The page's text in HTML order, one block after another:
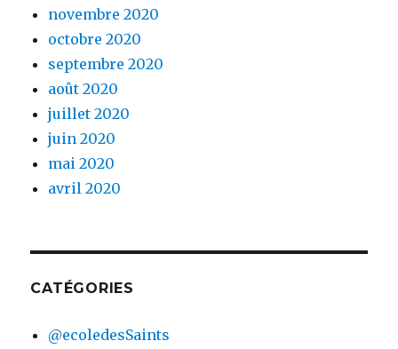
novembre 2020
octobre 2020
septembre 2020
août 2020
juillet 2020
juin 2020
mai 2020
avril 2020
CATÉGORIES
@ecoledesSaints